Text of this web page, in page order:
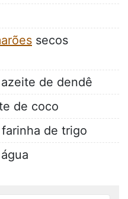
secos
de dendê
de coco
de trigo